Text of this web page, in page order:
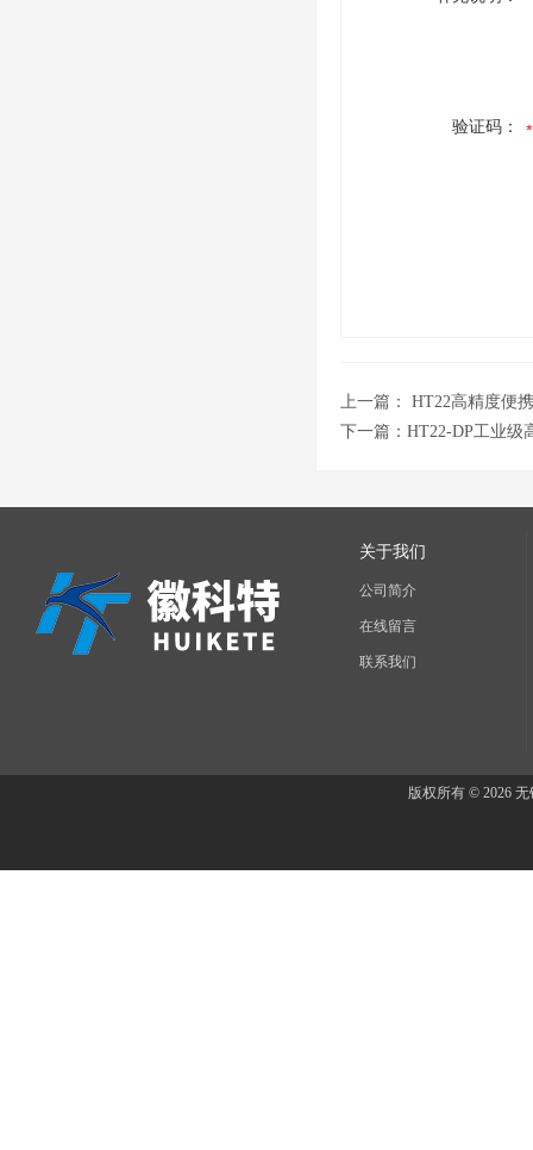
验证码：
上一篇： HT22高精度便
下一篇： HT22-DP工业级
关于我们
公司简介
在线留言
联系我们
版权所有 © 2026